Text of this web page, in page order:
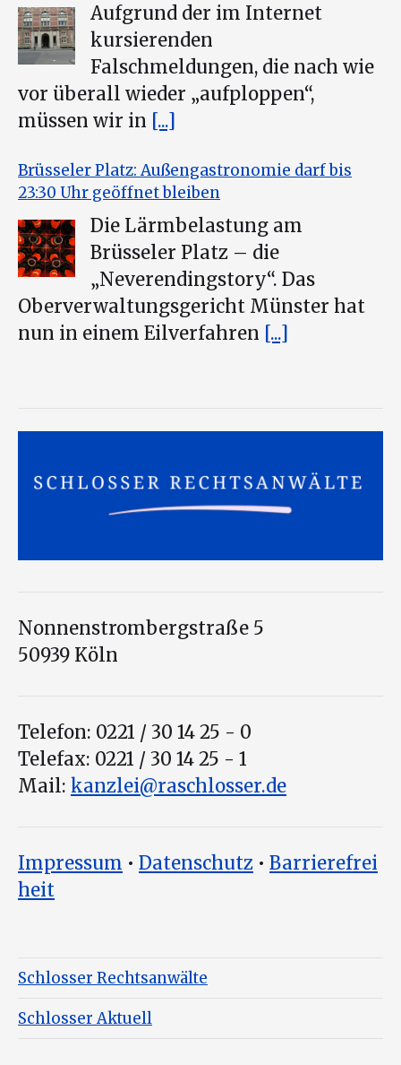
Aufgrund der im Internet
kursierenden
Falschmeldungen, die nach wie
vor überall wieder „aufploppen“,
müssen wir in [...]
Brüsseler Platz: Außengastronomie darf bis
23:30 Uhr geöffnet bleiben
Die Lärmbelastung am
Brüsseler Platz – die
„Neverendingstory“. Das
Oberverwaltungsgericht Münster hat
nun in einem Eilverfahren [...]
Nonnenstrombergstraße 5
50939 Köln
Telefon: 0221 / 30 14 25 - 0
Telefax: 0221 / 30 14 25 - 1
Mail: kanzlei@raschlosser.de
Impressum • Datenschutz • Barrierefrei
heit
Schlosser Rechtsanwälte
Schlosser Aktuell